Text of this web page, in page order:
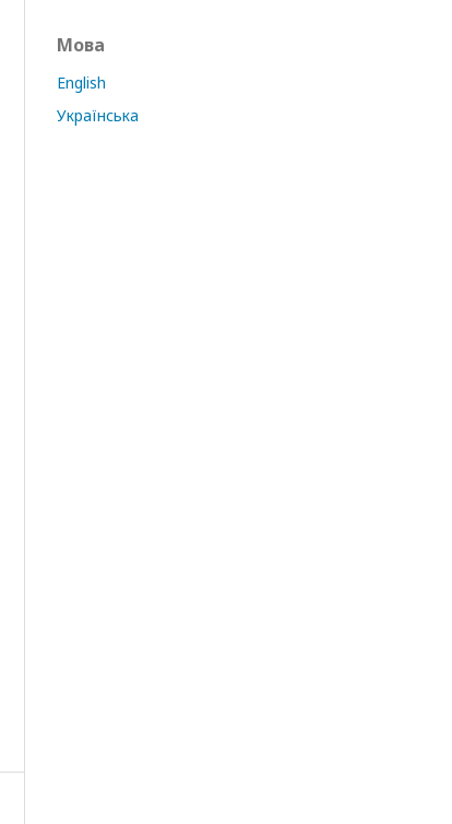
Мова
English
Українська